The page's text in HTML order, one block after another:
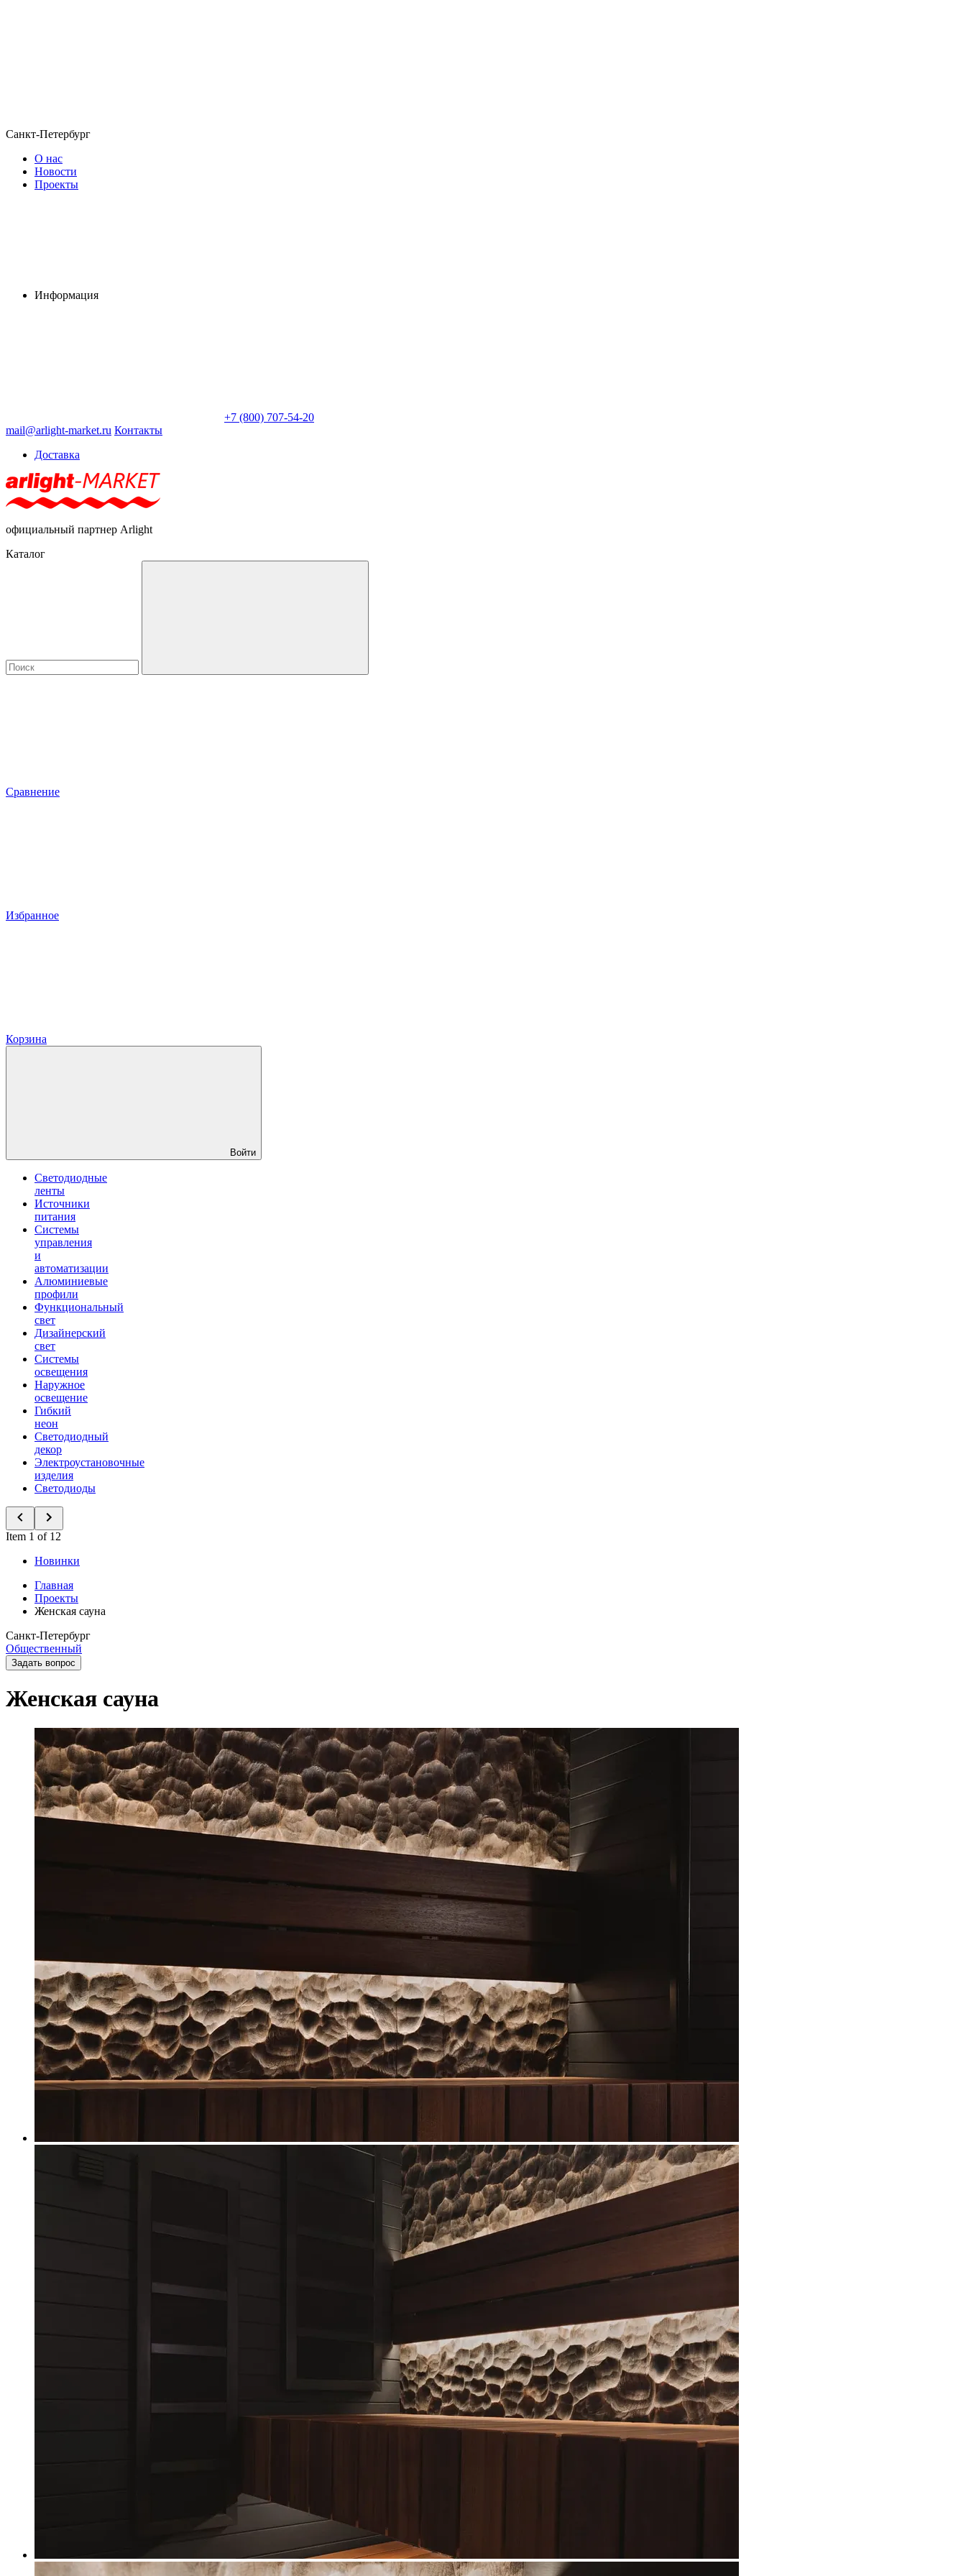
Санкт-Петербург
О нас
Новости
Проекты
Информация
+7 (800) 707-54-20
mail@arlight-market.ru Контакты
Доставка
официальный партнер Arlight
Каталог
Сравнение
Избранное
Корзина
Войти
Светодиодные
ленты
Источники
питания
Системы
управления
и
автоматизации
Алюминиевые
профили
Функциональный
свет
Дизайнерский
свет
Системы
освещения
Наружное
освещение
Гибкий
неон
Светодиодный
декор
Электроустановочные
изделия
Светодиоды
Item 1 of 12
Новинки
Главная
Проекты
Женская сауна
Санкт-Петербург
Общественный
Задать вопрос
Женская сауна